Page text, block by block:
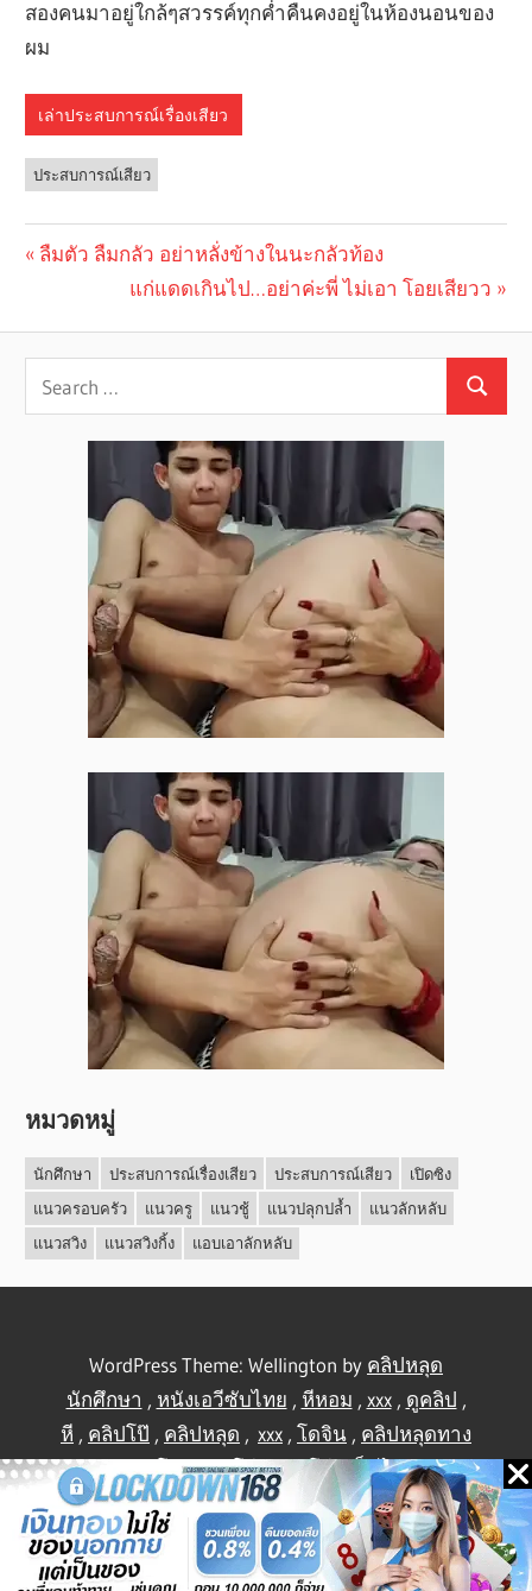
สองคนมาอยู่ใกล้ๆสวรรค์ทุกค่ำคืนคงอยู่ในห้องนอนของ
ผม
เล่าประสบการณ์เรื่องเสียว
ประสบการณ์เสียว
navigation
Previous
ลืมตัว ลืมกลัว อย่าหลั่งข้างในนะกลัวท้อง
Next
แก่แดดเกินไป…อย่าค่ะพี่ ไม่เอา โอยเสียวว
หมวดหมู่
นักศึกษา ประสบการณ์เรื่องเสียว ประสบการณ์เสียว
เปิดซิง
แนวครอบครัว
แนวครู แนวชู้ แนวปลุกปล้ำ
แนวลักหลับ
แนวสวิง
แนวสวิงกิ้ง แอบเอาลักหลับ
WordPress Theme: Wellington by คลิปหลุด
นักศึกษา , หนังเอวีซับไทย , หีหอม , xxx, ดูคลิป ,
หี , คลิปโป๊ , คลิปหลุด , xxx , โดจิน , คลิปหลุดทาง
บ้าน ,คลิปโป้ ,คลิปโป๊,คลิปโป๊,เย็ดไทย,คลิป
หลุดไทย